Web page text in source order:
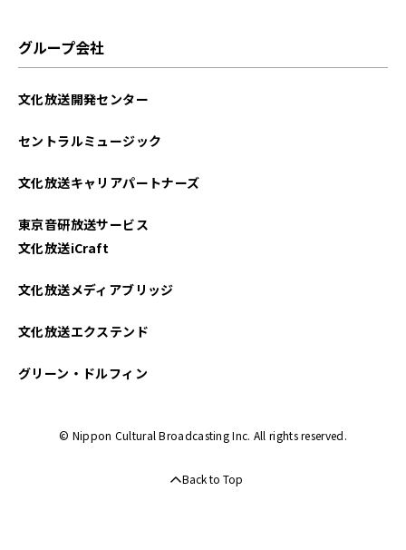
グループ会社
文化放送開発センター
セントラルミュージック
文化放送キャリアパートナーズ
東京音研放送サービス
文化放送iCraft
文化放送メディアブリッジ
文化放送エクステンド
グリーン・ドルフィン
© Nippon Cultural Broadcasting Inc. All rights reserved.
Back to Top